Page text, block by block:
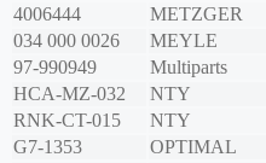
4006444
METZGER
034 000 0026
MEYLE
97-990949
Multiparts
HCA-MZ-032
NTY
RNK-CT-015
NTY
G7-1353
OPTIMAL